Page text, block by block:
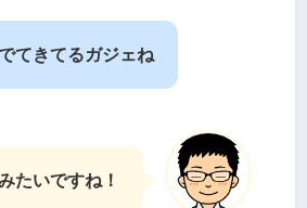
てきてるガジェね
たいですね！